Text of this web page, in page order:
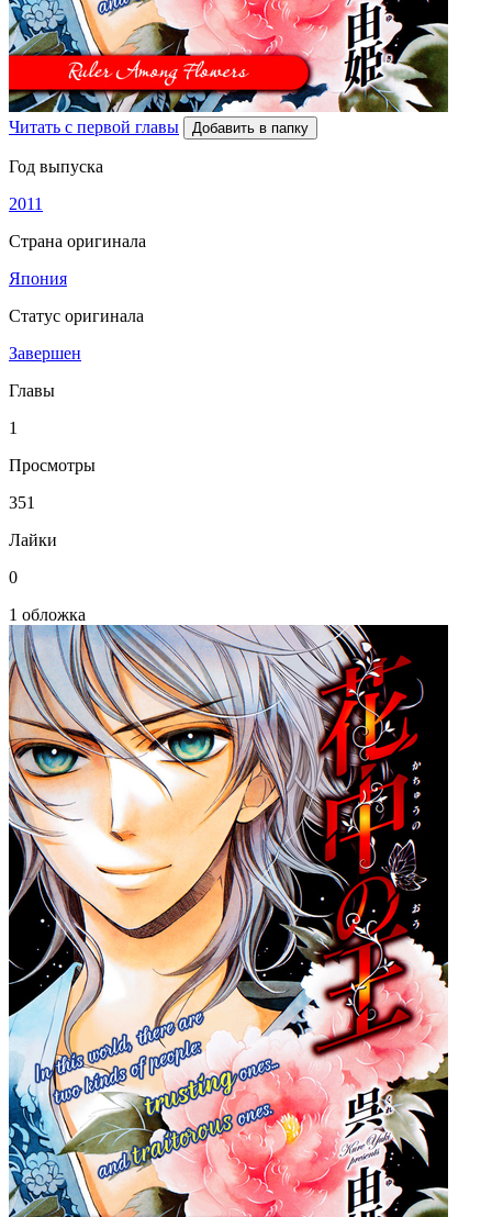
Читать с первой главы Добавить в папку
Год выпуска
2011
Страна оригинала
Япония
Статус оригинала
Завершен
Главы
1
Просмотры
351
Лайки
0
1 обложка